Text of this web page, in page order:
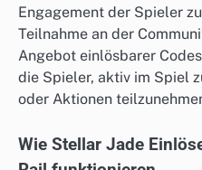
Engagement der Spieler
Teilnahme an der
Angebot einlösbarer
die Spieler, aktiv im Spiel
oder Aktionen
Wie Stellar Jade